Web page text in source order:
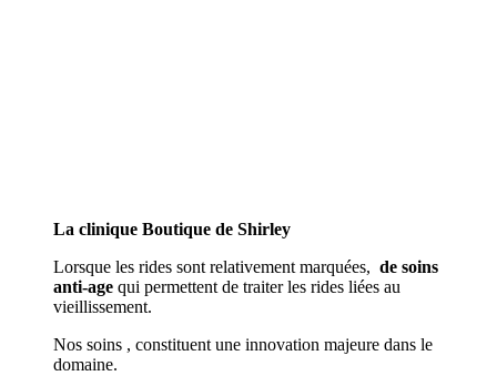
La clinique Boutique de Shirley
Lorsque les rides sont relativement marquées, de soins
anti-age qui permettent de traiter les rides liées au
vieillissement.
Nos soins , constituent une innovation majeure dans le
domaine.